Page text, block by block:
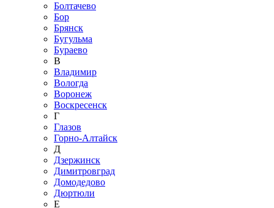
Болтачево
Бор
Брянск
Бугульма
Бураево
В
Владимир
Вологда
Воронеж
Воскресенск
Г
Глазов
Горно-Алтайск
Д
Дзержинск
Димитровград
Домодедово
Дюртюли
Е